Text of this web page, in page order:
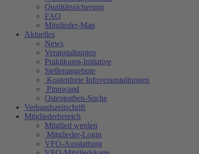
Qualitätssicherung
FAQ
Mitglieder-Map
Aktuelles
News
Veranstaltungen
Praktikums-Initiative
Stellenangebote
Kostenfreie Infoveranstaltungen
Pinnwand
Osteopathen-Suche
Verbandszeitschrift
Mitgliederbereich
Mitglied werden
Mitglieder-Login
VFO-Ausstattung